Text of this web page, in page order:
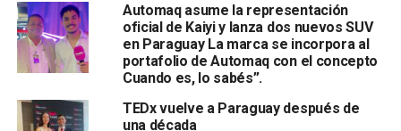
Automaq asume la representación
oficial de Kaiyi y lanza dos nuevos SUV
en Paraguay La marca se incorpora al
portafolio de Automaq con el concepto
Cuando es, lo sabés”.
TEDx vuelve a Paraguay después de
una década